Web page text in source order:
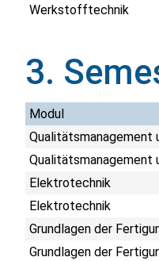
Werkstofftechnik
3.
Modul
Qualitätsmanagement
Qualitätsmanagement
Elektrotechnik
Elektrotechnik
Grundlagen der
Grundlagen der